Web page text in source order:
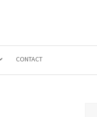
CONTACT